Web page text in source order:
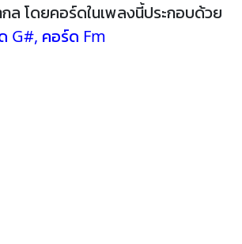
ล โดยคอร์ดในเพลงนี้ประกอบด้วย
G#, คอร์ด Fm